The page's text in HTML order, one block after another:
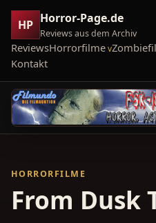
HP Horror-Page.de
Reviews aus dem Archiv
ReviewsHorrorfilme
Kontakt
HORRORFILME
From Dusk